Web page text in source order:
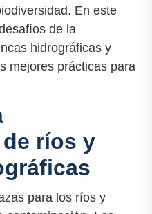
En este
de la
hidrográficas y
mejores prácticas para
ríos y
para los ríos y